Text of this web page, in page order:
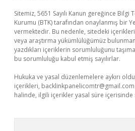
Sitemiz, 5651 Sayılı Kanun gereğince
Kurumu (BTK) tarafından onaylanmış bir
vermektedir. Bu nedenle, sitedeki
veya araştırma yükümlülüğümüz
yazdıkları içeriklerin sorumluluğunu
bu sorumluluğu kabul etmiş sayılırlar.
Hukuka ve yasal düzenlemelere aykırı
içerikleri, backlinkpanelicomtr@gmail.com
halinde, ilgili içerikler yasal süre içerisinde